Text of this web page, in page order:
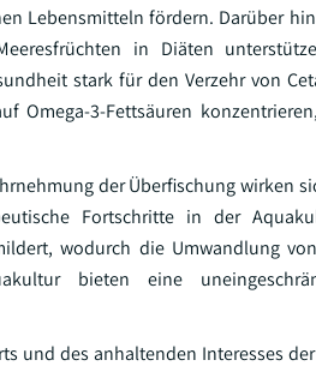
Lebensmitteln fördern. Darüber
in Diäten
stark für den Verzehr von
Omega-3-Fettsäuren
der Überfischung wirken
Fortschritte in der
wodurch die Umwandlung
bieten eine
und des anhaltenden Interesses